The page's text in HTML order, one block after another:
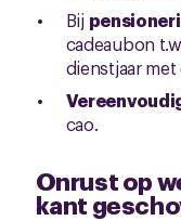
Bij
cadeaubon
dienstjaar
cao.
Onrust op
kant